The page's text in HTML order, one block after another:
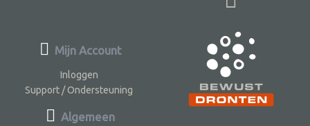
Mijn Account
Inloggen
Support / Ondersteuning
Algemeen